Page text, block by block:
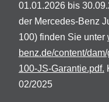
01.01.2026 bis
der Mercedes-Benz
100) finden Sie unter
benz.de/content/
100-JS-Garantie.pdf.
02/2025